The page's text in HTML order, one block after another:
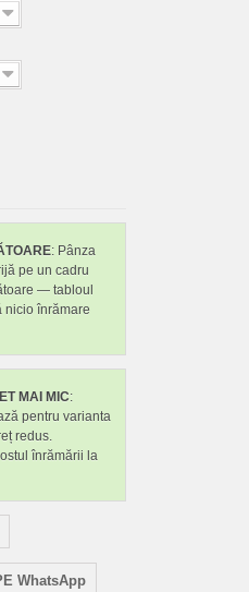
: Pânza
pe un cadru
— tabloul
nicio înrămare
MAI MIC:
pentru varianta
redus.
înrămării la
WhatsApp